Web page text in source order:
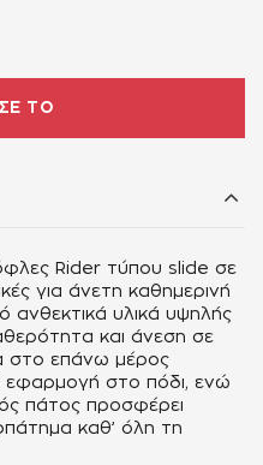
ΤΟ
Rider τύπου slide σε
για άνετη καθημερινή
ανθεκτικά υλικά υψηλής
και άνεση σε
στο επάνω μέρος
εφαρμογή στο πόδι, ενώ
πάτος προσφέρει
καθ’ όλη τη